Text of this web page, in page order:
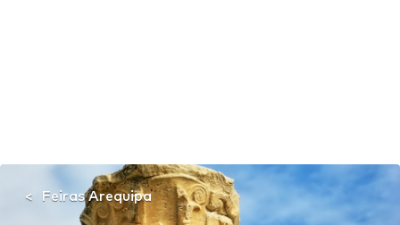
Feiras Arequipa